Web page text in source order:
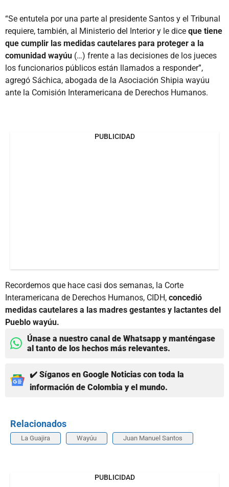
“Se entutela por una parte al presidente Santos y el Tribunal
requiere, también, al Ministerio del Interior y le dice que tiene
que cumplir las medidas cautelares para proteger a la
comunidad wayúu (…) frente a las decisiones de los jueces
los funcionarios públicos están llamados a responder”,
agregó Sáchica, abogada de la Asociación Shipia wayúu
ante la Comisión Interamericana de Derechos Humanos.
PUBLICIDAD
Recordemos que hace casi dos semanas, la Corte
Interamericana de Derechos Humanos, CIDH, concedió
medidas cautelares a las madres gestantes y lactantes del
Pueblo wayúu.
Únase a nuestro canal de Whatsapp y manténgase
al tanto de los hechos más relevantes.
✔️ Síganos en Google Noticias con toda la
información de Colombia y el mundo.
Relacionados
La Guajira Wayúu Juan Manuel Santos
PUBLICIDAD